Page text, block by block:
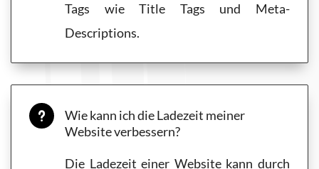
Tags wie Title Tags und Meta-
Descriptions.
u
Wie kann ich die Ladezeit meiner
Website verbessern?
Die Ladezeit einer Website kann durch